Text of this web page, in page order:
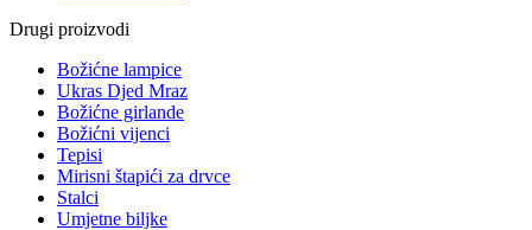
Drugi proizvodi
Božićne lampice
Ukras Djed Mraz
Božićne girlande
Božićni vijenci
Tepisi
Mirisni štapići za drvce
Stalci
Umjetne biljke